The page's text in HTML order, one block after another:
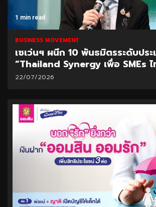
1 min read
BUSINESS MOVEMENT
เซเว่นฯ ผนึก 10 พันธมิตรระดับปร
“Thailand Synergy เพื่อ SMEs ไ
22/07/2026